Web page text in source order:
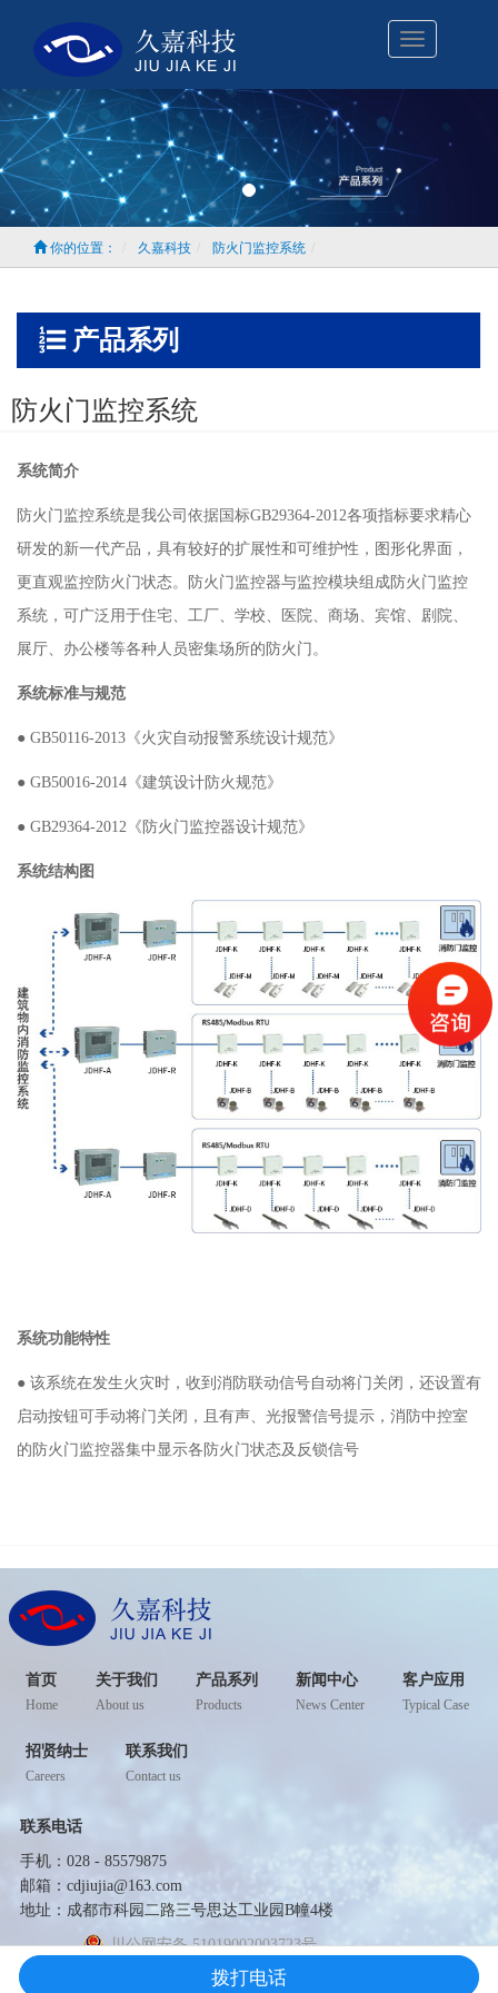
Toggle
你的位置： 久嘉科技 防火门监控系统
产品系列
防火门监控系统
系统简介
防火门监控系统是我公司依据国标GB29364-2012各项指标要求精心
研发的新一代产品，具有较好的扩展性和可维护性，图形化界面，
更直观监控防火门状态。防火门监控器与监控模块组成防火门监控
系统，可广泛用于住宅、工厂、学校、医院、商场、宾馆、剧院、
展厅、办公楼等各种人员密集场所的防火门。
系统标准与规范
● GB50116-2013《火灾自动报警系统设计规范》
● GB50016-2014《建筑设计防火规范》
● GB29364-2012《防火门监控器设计规范》
系统结构图
系统功能特性
● 该系统在发生火灾时，收到消防联动信号自动将门关闭，还设置有
启动按钮可手动将门关闭，且有声、光报警信号提示，消防中控室
的防火门监控器集中显示各防火门状态及反锁信号
首页
Home
关于我们
About us
产品系列
Products
新闻中心
News Center
客户应用
Typical Case
招贤纳士
Careers
联系我们
Contact us
联系电话
手机：028 - 85579875
邮箱：cdjiujia@163.com
地址：成都市科园二路三号思达工业园B幢4楼
川公网安备 51019002003723号
拨打电话